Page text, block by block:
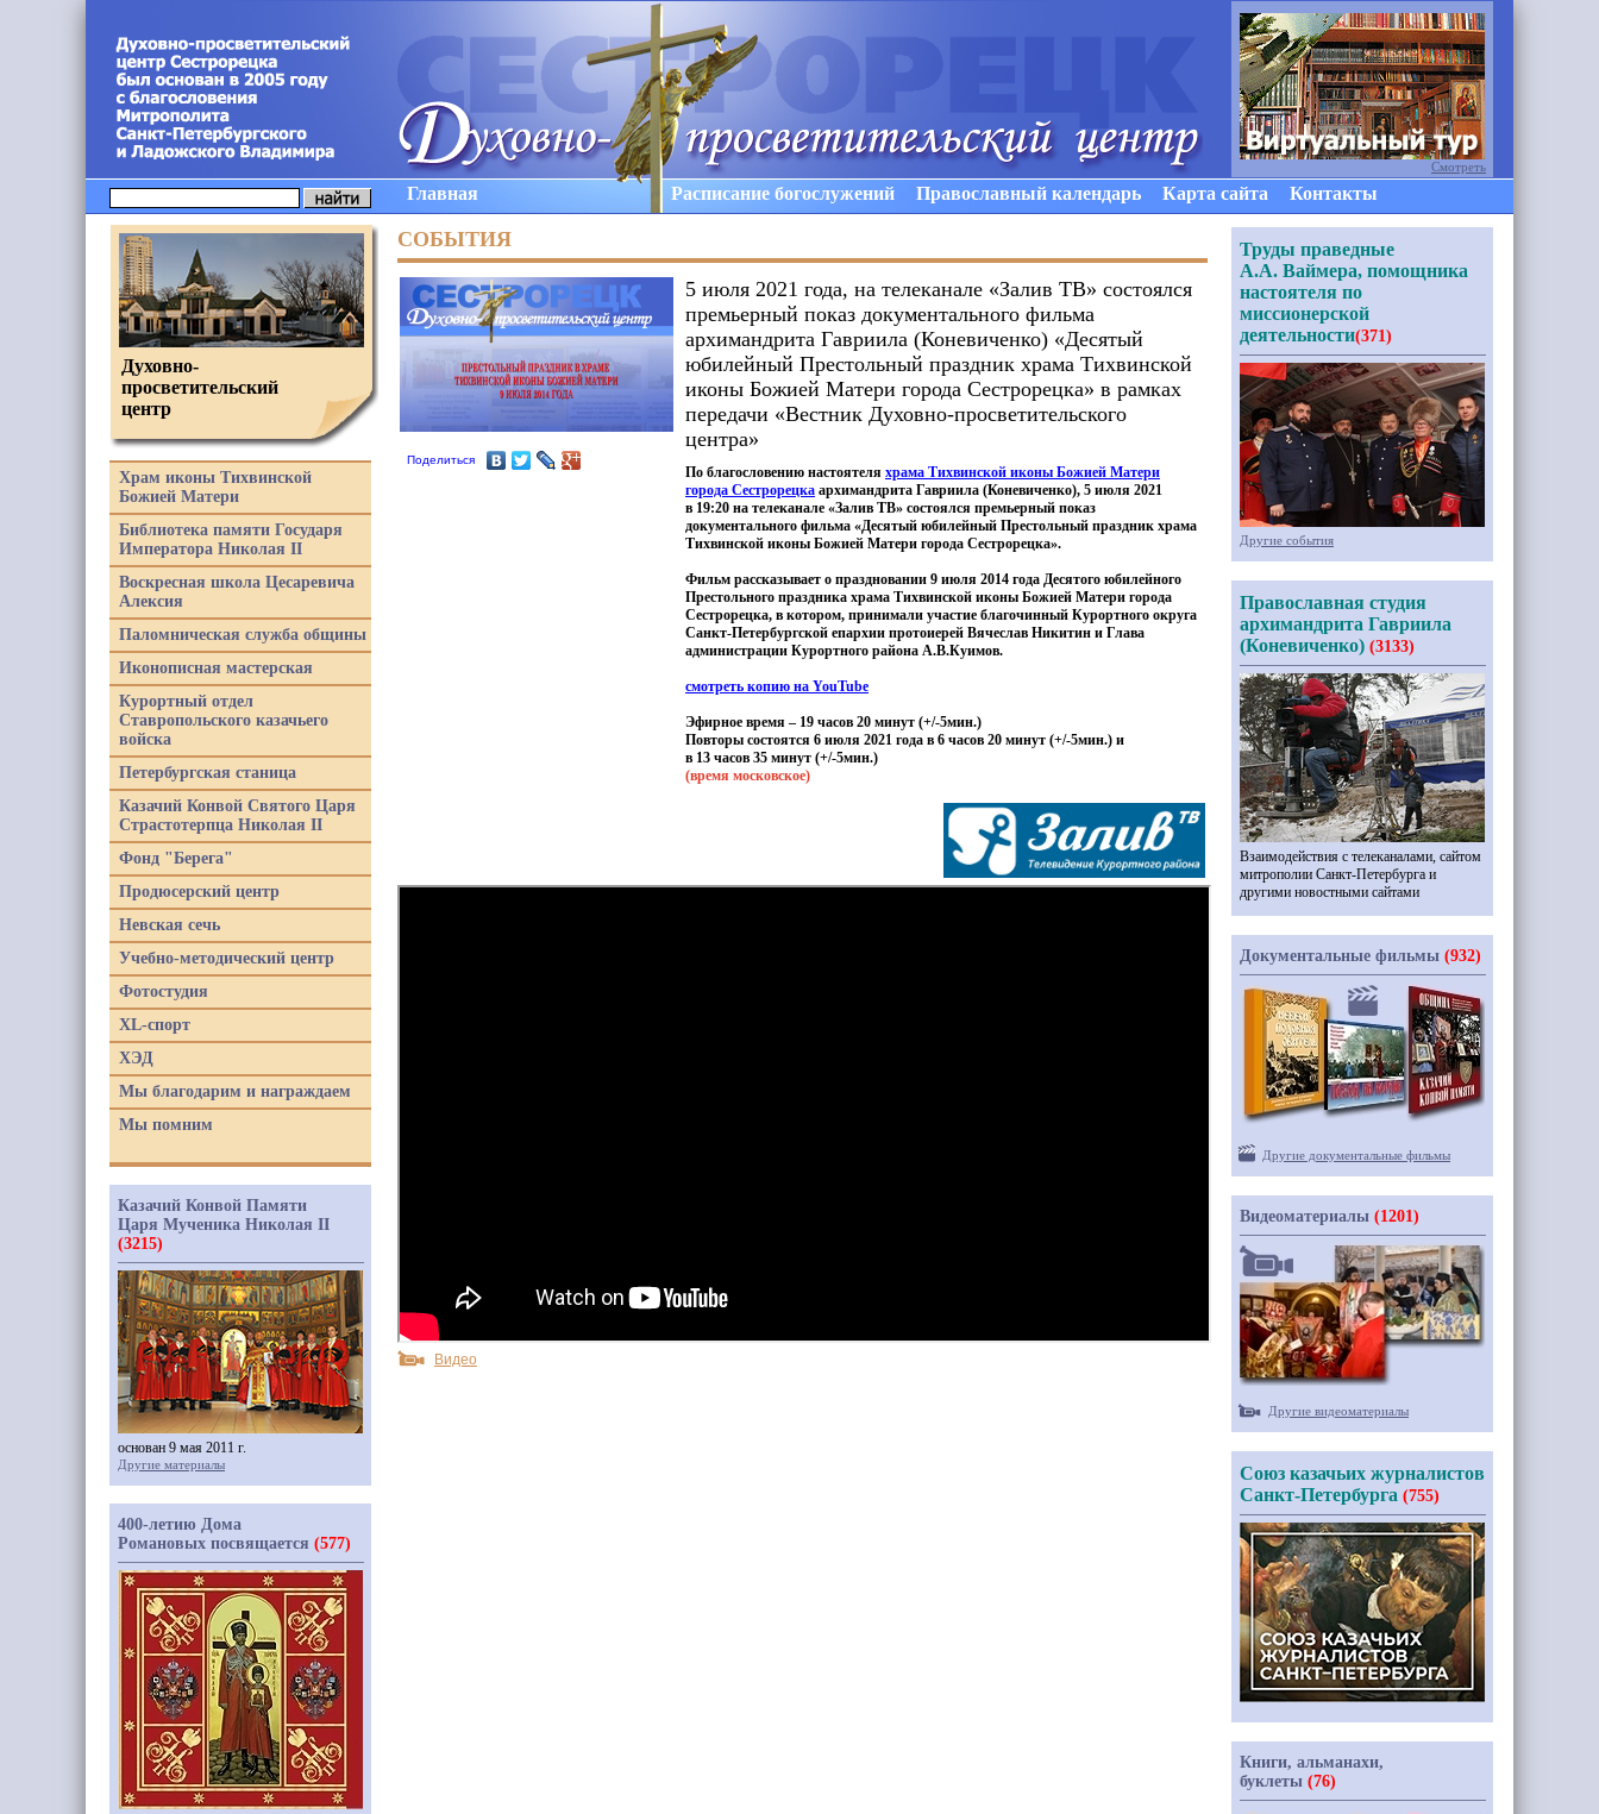
Главная Расписание богослужений Православный календарь Карта сайта Контакты
СОБЫТИЯ
Поделиться
5 июля 2021 года, на телеканале «Залив ТВ» состоялся
премьерный показ документального фильма
архимандрита Гавриила (Коневиченко) «Десятый
юбилейный Престольный праздник храма Тихвинской
иконы Божией Матери города Сестрорецка» в рамках
передачи «Вестник Духовно-просветительского
центра»
По благословению настоятеля храма Тихвинской иконы Божией Матери
города Сестрорецка архимандрита Гавриила (Коневиченко), 5 июля 2021
в 19:20 на телеканале «Залив ТВ» состоялся премьерный показ
документального фильма «Десятый юбилейный Престольный праздник храма
Тихвинской иконы Божией Матери города Сестрорецка».
Фильм рассказывает о праздновании 9 июля 2014 года Десятого юбилейного
Престольного праздника храма Тихвинской иконы Божией Матери города
Сестрорецка, в котором, принимали участие благочинный Курортного округа
Санкт-Петербургской епархии протоиерей Вячеслав Никитин и Глава
администрации Курортного района А.В.Куимов.
смотреть копию на YouTube
Эфирное время – 19 часов 20 минут (+/-5мин.)
Повторы состоятся 6 июля 2021 года в 6 часов 20 минут (+/-5мин.) и
в 13 часов 35 минут (+/-5мин.)
(время московское)
Видео
Духовно-
просветительский
центр
Храм иконы Тихвинской
Божией Матери
Библиотека памяти Государя
Императора Николая II
Воскресная школа Цесаревича
Алексия
Паломническая служба общины
Иконописная мастерская
Курортный отдел
Ставропольского казачьего
войска
Петербургская станица
Казачий Конвой Святого Царя
Страстотерпца Николая II
Фонд "Берега"
Продюсерский центр
Невская сечь
Учебно-методический центр
Фотостудия
XL-спорт
ХЭД
Мы благодарим и награждаем
Мы помним
Казачий Конвой Памяти
Царя Мученика Николая II
(3215)
основан 9 мая 2011 г.
Другие материалы
400-летию Дома
Романовых посвящается (577)
Смотреть
Труды праведные
А.А. Ваймера, помощника
настоятеля по
миссионерской
деятельности(371)
Другие события
Православная студия
архимандрита Гавриила
(Коневиченко) (3133)
Взаимодействия с телеканалами, сайтом
митрополии Санкт-Петербурга и
другими новостными сайтами
Документальные фильмы (932)
Другие документальные фильмы
Видеоматериалы (1201)
Другие видеоматериалы
Союз казачьих журналистов
Санкт-Петербурга (755)
Книги, альманахи,
буклеты (76)